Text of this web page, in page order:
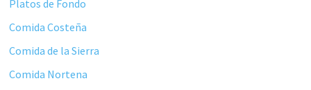
Platos de Fondo
Comida Costeña
Comida de la Sierra
Comida Nortena